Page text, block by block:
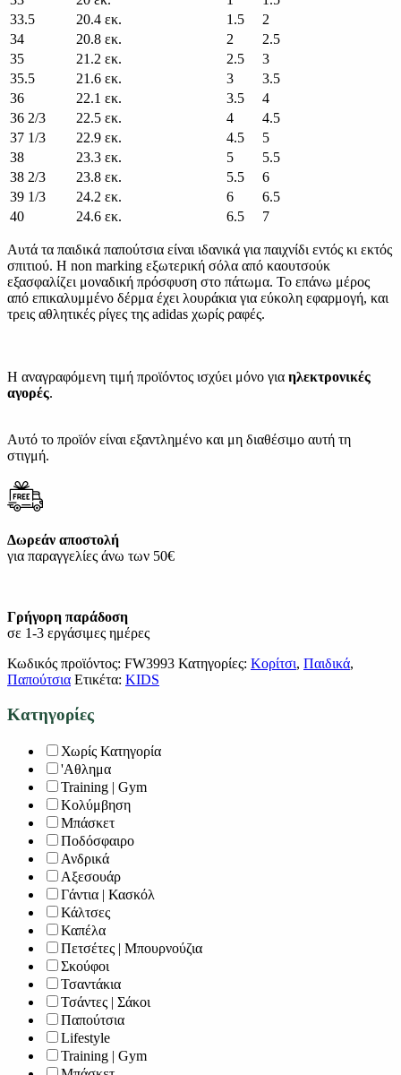
33.5
20.4 εκ. 1.5
2
34
20.8 εκ. 2
2.5
35
21.2 εκ. 2.5
3
35.5
21.6 εκ. 3
3.5
36
22.1 εκ. 3.5
4
36 2/3
22.5 εκ. 4
4.5
37 1/3
22.9 εκ. 4.5
5
38
23.3 εκ. 5
5.5
38 2/3
23.8 εκ. 5.5
6
39 1/3
24.2 εκ. 6
6.5
40
24.6 εκ. 6.5 7
Αυτά τα παιδικά παπούτσια είναι ιδανικά για παιχνίδι εντός κι εκτός
σπιτιού. Η non marking εξωτερική σόλα από καουτσούκ
εξασφαλίζει μοναδική πρόσφυση στο πάτωμα. Το επάνω μέρος
από επικαλυμμένο δέρμα έχει λουράκια για εύκολη εφαρμογή, και
τρεις αθλητικές ρίγες της adidas χωρίς ραφές.
Η αναγραφόμενη τιμή προϊόντος ισχύει μόνο για ηλεκτρονικές
αγορές.
Αυτό το προϊόν είναι εξαντλημένο και μη διαθέσιμο αυτή τη
στιγμή.
Δωρεάν αποστολή
για παραγγελίες άνω των 50€
Γρήγορη παράδοση
σε 1-3 εργάσιμες ημέρες
Κωδικός προϊόντος: FW3993 Κατηγορίες: Κορίτσι, Παιδικά,
Παπούτσια Ετικέτα: KIDS
Κατηγορίες
Χωρίς Κατηγορία
'Αθλημα
Training | Gym
Κολύμβηση
Μπάσκετ
Ποδόσφαιρο
Ανδρικά
Αξεσουάρ
Γάντια | Κασκόλ
Κάλτσες
Καπέλα
Πετσέτες | Μπουρνούζια
Σκούφοι
Τσαντάκια
Τσάντες | Σάκοι
Παπούτσια
Lifestyle
Training | Gym